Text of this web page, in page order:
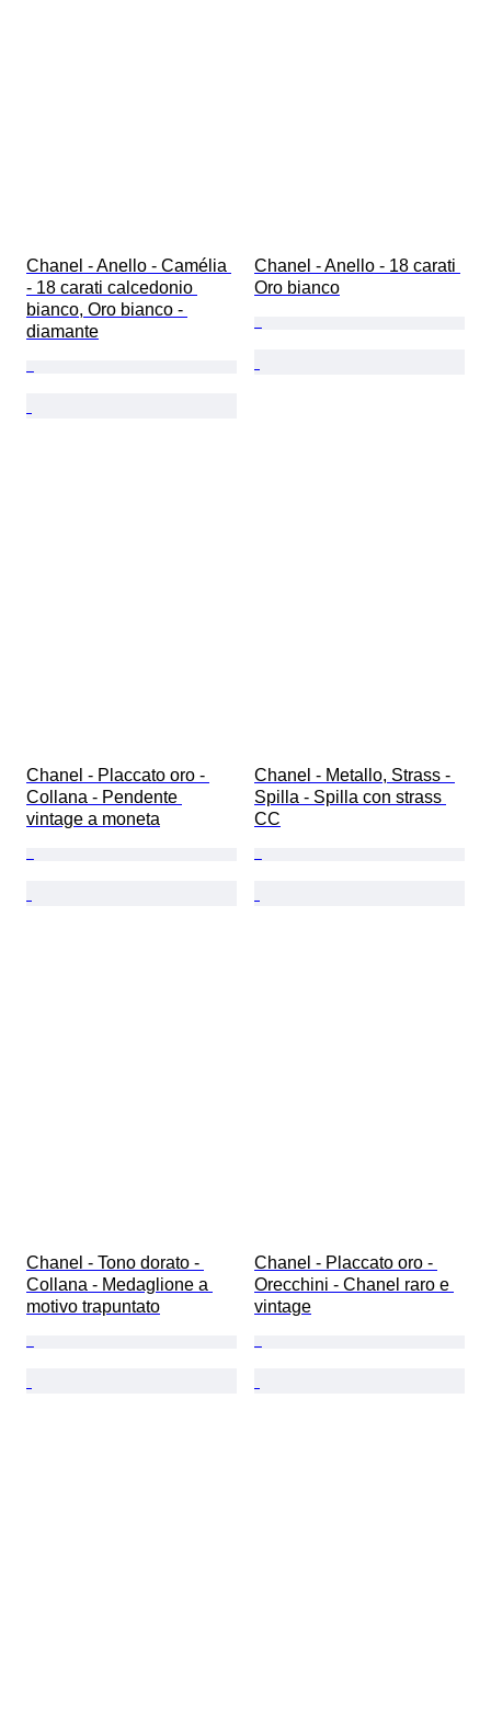
Chanel - Anello - Camélia
- 18 carati calcedonio
bianco, Oro bianco -
diamante
Chanel - Anello - 18 carati
Oro bianco
Chanel - Placcato oro -
Collana - Pendente
vintage a moneta
Chanel - Metallo, Strass -
Spilla - Spilla con strass
CC
Chanel - Tono dorato -
Collana - Medaglione a
motivo trapuntato
Chanel - Placcato oro -
Orecchini - Chanel raro e
vintage